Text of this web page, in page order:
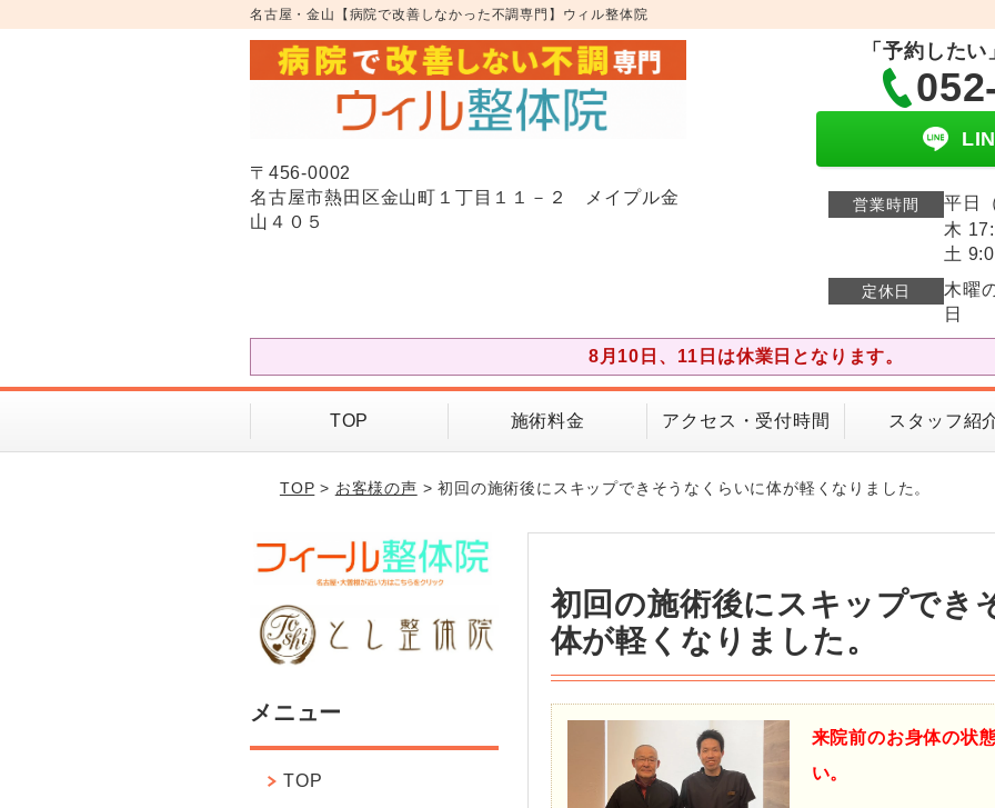
名古屋・金山【病院で改善しなかった不調専門】ウィル整体院
〒456-0002
名古屋市熱田区金山町１丁目１１－２ メイプル金
山４０５
「予約した
営業時間
平日
木
土
定休日
木曜
日
8月10日、11日は休業日となります。
TOP 施術料金 アクセス・受付時間 スタッフ紹
TOP > お客様の声 > 初回の施術後にスキップできそうなくらいに体が軽くなりました。
初回の施術後にスキップでき
体が軽くなりました。
来院前のお身体の状
い。
メニュー
TOP